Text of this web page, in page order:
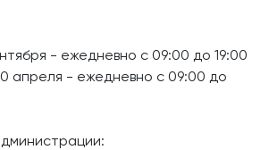
- ежедневно с 09:00 до 19:00
апреля - ежедневно с 09:00 до